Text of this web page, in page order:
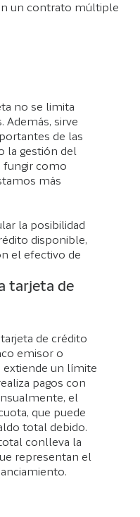
un contrato múltiple
no se limita
Además, sirve
de las
la gestión del
fungir como
más
la posibilidad
disponible,
el efectivo de
tarjeta de
de crédito
emisor o
extiende un límite
pagos con
el
que puede
total debido.
conlleva la
representan el